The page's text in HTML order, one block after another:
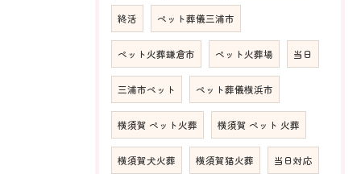
終活 ペット葬儀三浦市
ペット火葬鎌倉市 ペット火葬場 当日
三浦市ペット ペット葬儀横浜市
横須賀 ペット火葬 横須賀 ペット 火葬
横須賀犬火葬 横須賀猫火葬 当日対応